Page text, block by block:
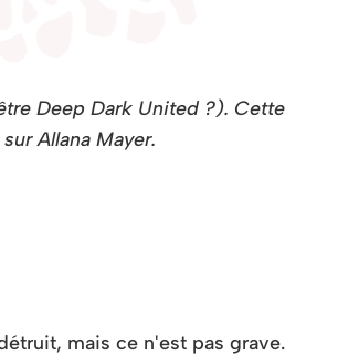
Deep Dark United ?). Cette
Allana Mayer.
mais ce n'est pas grave.